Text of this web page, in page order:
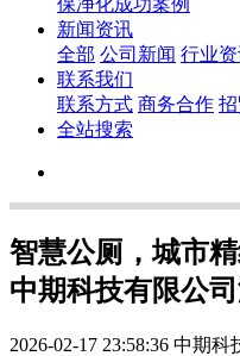
保净化成功案例
新闻资讯
全部 公司新闻 行业
联系我们
联系方式 商务合作
全站搜索
智慧公厕，城市
中期科技有限公
2026-02-17 23:58:36 中期科